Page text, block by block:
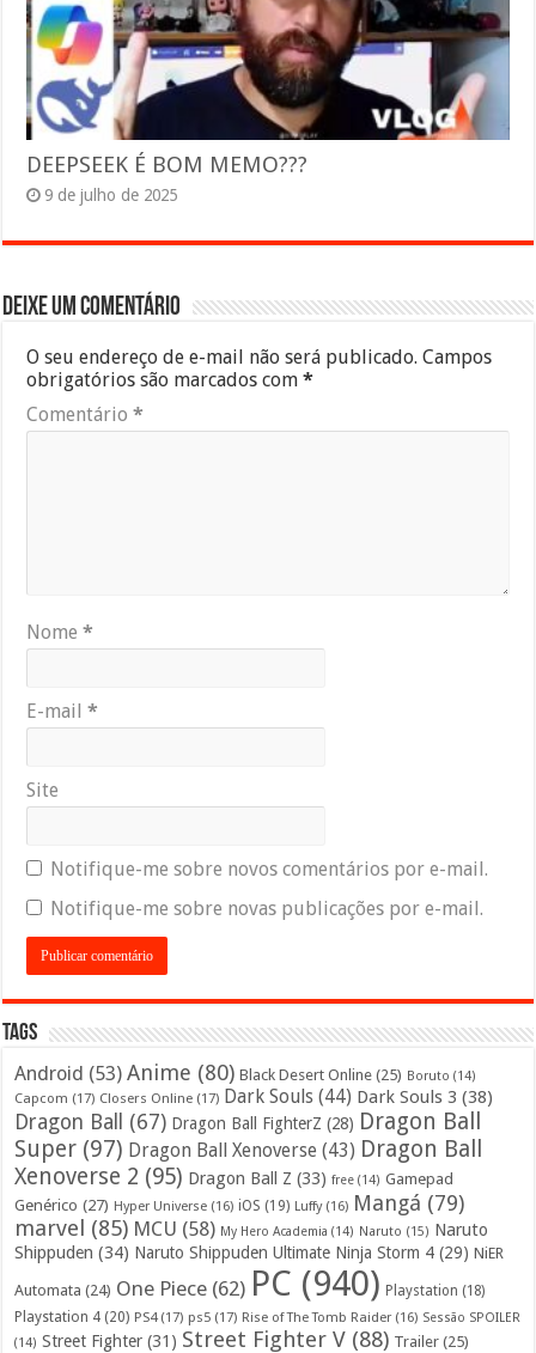
DEEPSEEK É BOM MEMO???
9 de julho de 2025
Deixe um comentário
O seu endereço de e-mail não será publicado. Campos
obrigatórios são marcados com*
Comentário*
Nome*
E-mail*
Site
Notifique-me sobre novos comentários por e-mail.
Notifique-me sobre novas publicações por e-mail.
Tags
Android (53) Anime (80) Black Desert Online (25) Boruto (14)
Capcom (17) Closers Online (17) Dark Souls (44) Dark Souls 3 (38)
Dragon Ball (67) Dragon Ball FighterZ (28) Dragon Ball
Super (97) Dragon Ball Xenoverse (43) Dragon Ball
Xenoverse 2 (95) Dragon Ball Z (33) free (14) Gamepad
Genérico (27) Hyper Universe (16) iOS (19) Luffy(16) Mangá (79)
marvel (85) MCU (58) My Hero Academia (14) Naruto (15) Naruto
Shippuden (34) Naruto Shippuden Ultimate Ninja Storm 4 (29) NiER
Automata (24) One Piece (62) PC (940) Playstation (18)
Playstation 4 (20) PS4(17) ps5 (17) Rise of The Tomb Raider (16) Sessão SPOILER
(14) Street Fighter (31) Street Fighter V (88) Trailer (25)